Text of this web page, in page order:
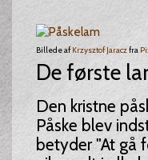
Billede afKrzysztof Jaraczfra
De første
Den kristne
Påske blev
betyder "At gå